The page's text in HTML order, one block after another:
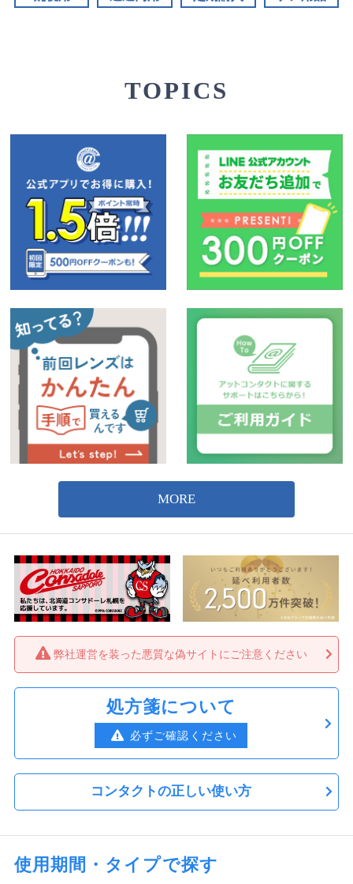
TOPICS
弊社運営を装った悪質な偽サイトにご注意ください
処方箋について
必ずご確認ください
コンタクトの正しい使い方
使用期間・タイプで探す